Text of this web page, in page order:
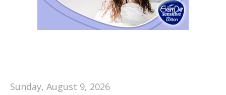
Sunday, August 9, 2026